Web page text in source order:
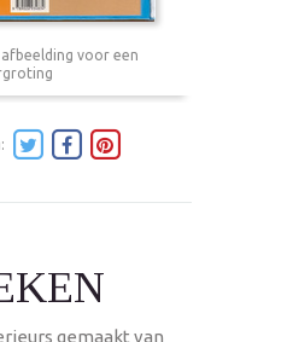
voor een
gemaakt van